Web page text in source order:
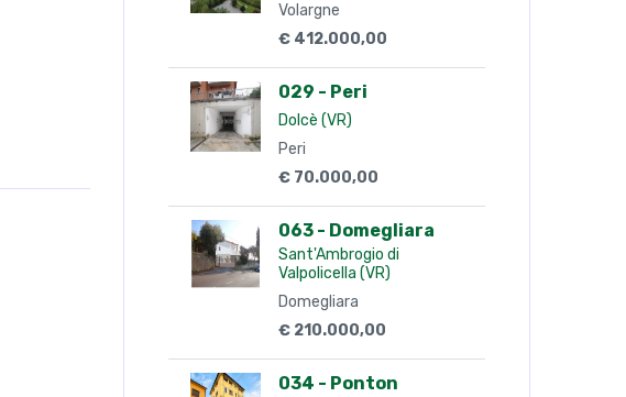
Volargne
€ 412.000,00
029 - Peri
Dolcè (VR)
Peri
€ 70.000,00
063 - Domegliara
Sant'Ambrogio di
Valpolicella (VR)
Domegliara
€ 210.000,00
034 - Ponton